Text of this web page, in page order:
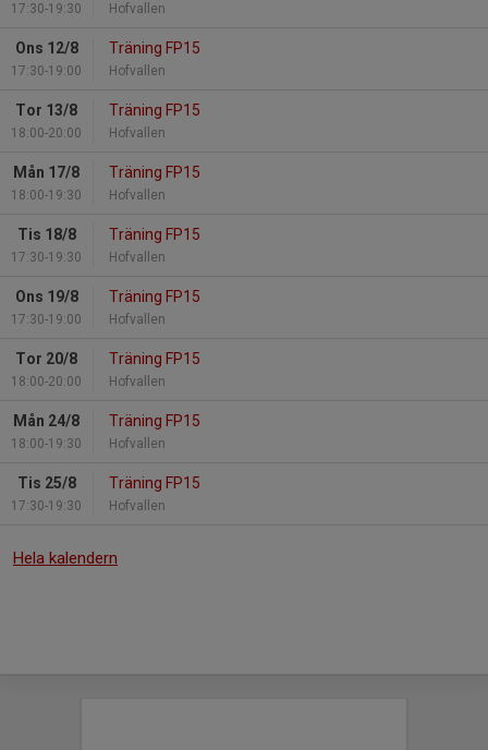
17:30-19:30 Hofvallen
Ons 12/8
17:30-19:00
Träning FP15
Hofvallen
Tor 13/8
18:00-20:00
Träning FP15
Hofvallen
Mån 17/8
18:00-19:30
Träning FP15
Hofvallen
Tis 18/8
17:30-19:30
Träning FP15
Hofvallen
Ons 19/8
17:30-19:00
Träning FP15
Hofvallen
Tor 20/8
18:00-20:00
Träning FP15
Hofvallen
Mån 24/8
18:00-19:30
Träning FP15
Hofvallen
Tis 25/8
17:30-19:30
Träning FP15
Hofvallen
Hela kalendern